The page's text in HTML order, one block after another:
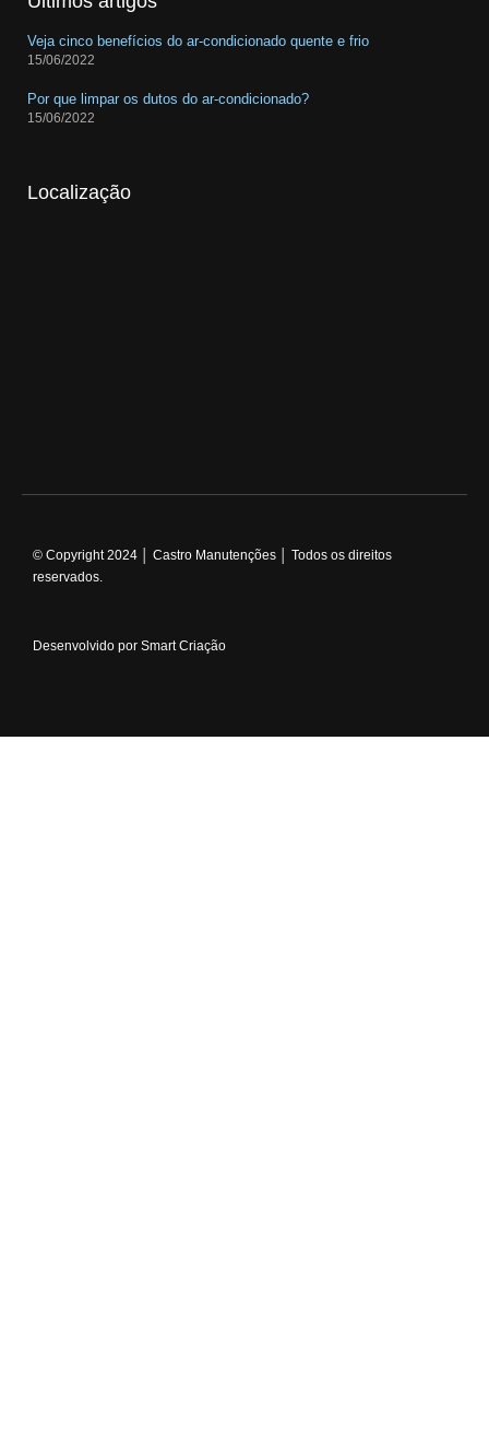
Veja cinco benefícios do ar-condicionado quente e frio
15/06/2022
Por que limpar os dutos do ar-condicionado?
15/06/2022
Localização
© Copyright 2024 │ Castro Manutenções │ Todos os direitos
reservados.
Desenvolvido por Smart Criação